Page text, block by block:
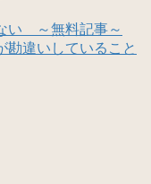
い ～無料記事～
勘違いしていること